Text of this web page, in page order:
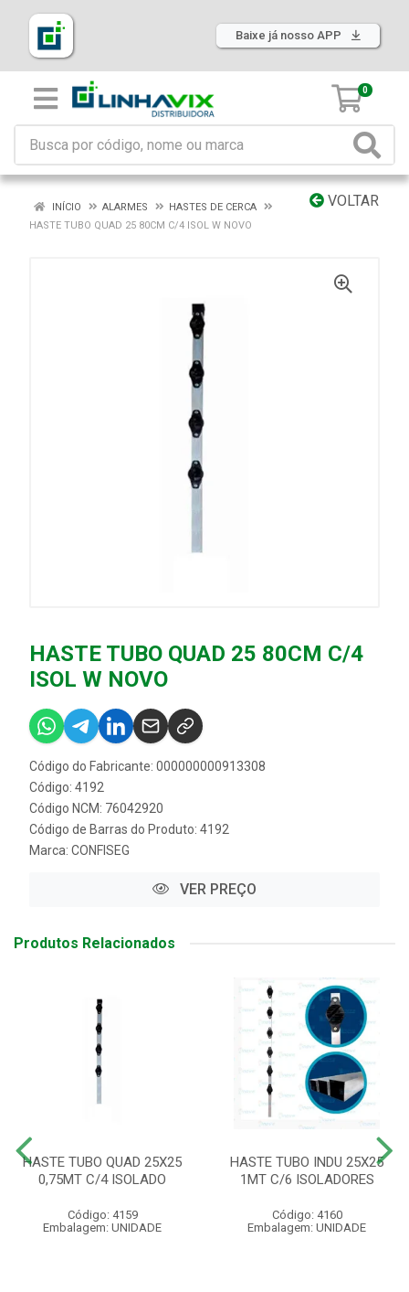
Baixe já nosso APP
0
VOLTAR
INÍCIO ALARMES
HASTES DE CERCA
HASTE TUBO QUAD 25 80CM C/4 ISOL W NOVO
HASTE TUBO QUAD 25 80CM C/4
ISOL W NOVO
Código do Fabricante: 000000000913308
Código: 4192
Código NCM: 76042920
Código de Barras do Produto: 4192
Marca: CONFISEG
VER PREÇO
Produtos Relacionados
HASTE TUBO QUAD 25X25
0,75MT C/4 ISOLADO
Código: 4159
Embalagem: UNIDADE
HASTE TUBO INDU 25X25
1MT C/6 ISOLADORES
Código: 4160
Embalagem: UNIDADE